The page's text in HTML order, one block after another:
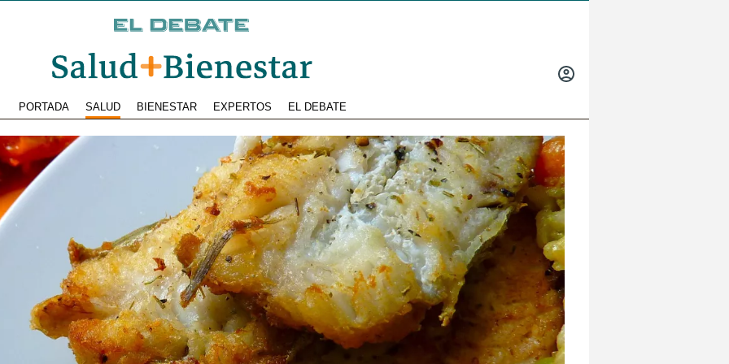
PORTADA SALUD BIENESTAR EXPERTOS EL DEBATE